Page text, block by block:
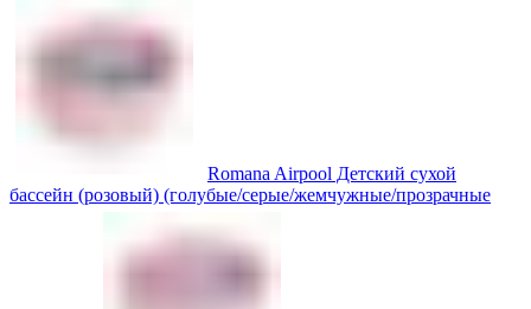
Romana Airpool Детский сухой
бассейн (розовый) (голубые/серые/жемчужные/прозрачные